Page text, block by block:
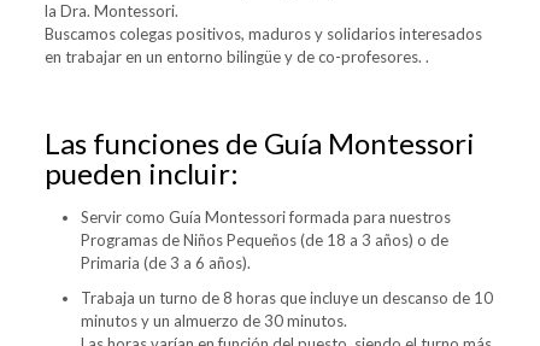
la Dra. Montessori.
Buscamos colegas positivos, maduros y solidarios interesados
en trabajar en un entorno bilingüe y de co-profesores. .
Las funciones de Guía Montessori
pueden incluir:
Servir como Guía Montessori formada para nuestros
Programas de Niños Pequeños (de 18 a 3 años) o de
Primaria (de 3 a 6 años).
Trabaja un turno de 8 horas que incluye un descanso de 10
minutos y un almuerzo de 30 minutos.